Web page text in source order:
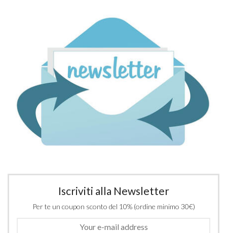
Iscriviti alla Newsletter
Per te un coupon sconto del 10% (ordine minimo 30€)